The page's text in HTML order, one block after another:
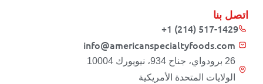
اتصل بنا
+1 (214) 517-1429
info@americanspecialtyfoods.com
26 برودواي، جناح 934، نيويورك 10004
الولايات المتحدة الأمريكية